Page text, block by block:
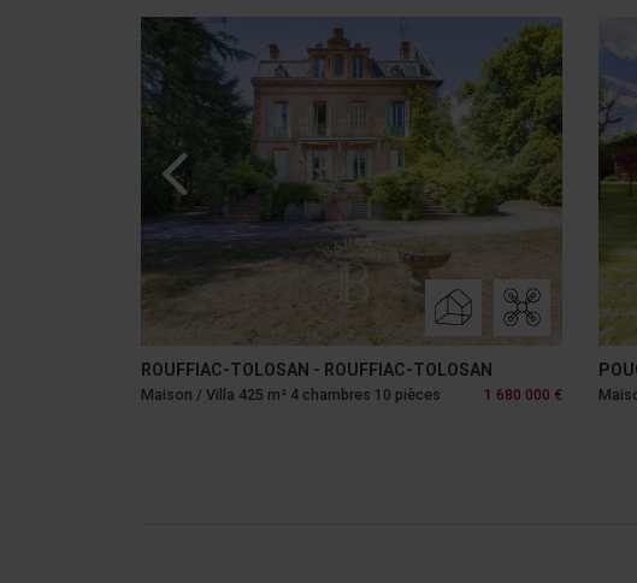
POUCHARRAMET - AUTOUR DE TOULOUSE
Maison / Villa 380 m² 8 chambres 12 pièces 790 000 €